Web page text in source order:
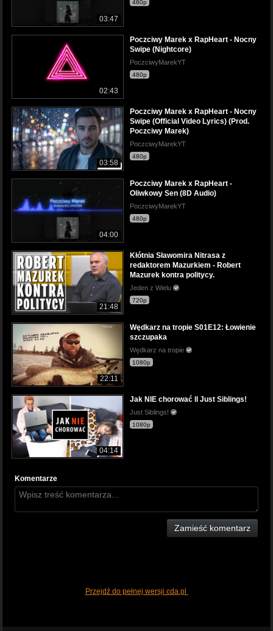
03:47
480p
02:43
Poczciwy Marek x RapHeart - Nocny
Swipe (Nightcore)
PoczciwyMarekYT
480p
03:58
Poczciwy Marek x RapHeart - Nocny
Swipe (Official Video Lyrics) (Prod.
Poczciwy Marek)
PoczciwyMarekYT
480p
04:00
Poczciwy Marek x RapHeart -
Oliwkowy Sen (8D Audio)
PoczciwyMarekYT
480p
21:48
Kłótnia Sławomira Nitrasa z
redaktorem Mazurkiem - Robert
Mazurek kontra politycy.
Jeden z Wielu
720p
22:11
Wędkarz na tropie S01E12: Łowienie
szczupaka
Wędkarz na tropie
1080p
04:14
Jak NIE chorować ll Just Siblings!
Just Siblings!
1080p
Komentarze
Zamieść komentarz
Przejdź do pełnej wersji cda.pl